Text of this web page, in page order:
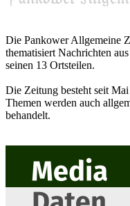
Die Pankower Allgemeine
thematisiert Nachrichten
seinen 13 Ortsteilen.
Die Zeitung besteht seit
Themen werden auch
behandelt.